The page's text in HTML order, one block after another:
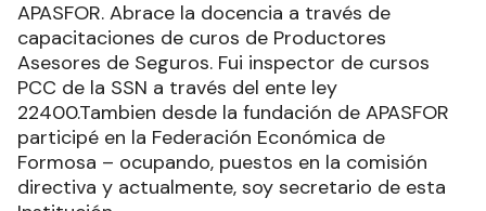
APASFOR. Abrace la docencia a través de
capacitaciones de curos de Productores
Asesores de Seguros. Fui inspector de cursos
PCC de la SSN a través del ente ley
22400.Tambien desde la fundación de APASFOR
participé en la Federación Económica de
Formosa – ocupando, puestos en la comisión
directiva y actualmente, soy secretario de esta